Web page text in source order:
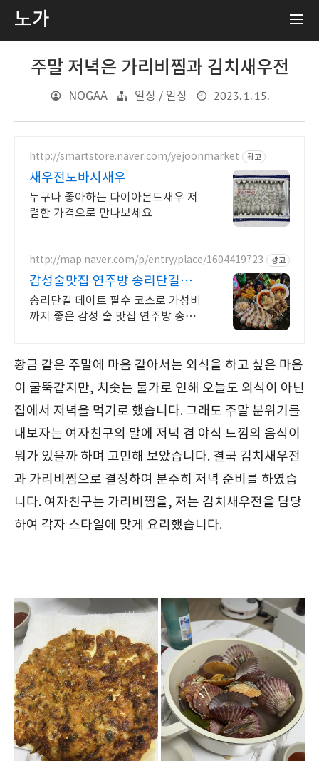
노가
주말 저녁은 가리비찜과 김치새우전
NOGAA 일상 / 일상 2023. 1. 15.
http://smartstore.naver.com/yejoonmarket 광고
새우전노바시새우
누구나 좋아하는 다이아몬드새우 저
렴한 가격으로 만나보세요
http://map.naver.com/p/entry/place/1604419723 광고
감성술맛집 연주방 송리단길점
송리단길 데이트의 필수 코스
송리단길 데이트 필수 코스로 가성비
까지 좋은 감성 술 맛집 연주방 송리
맛있는 연주방!
황금 같은 주말에 마음 같아서는 외식을 하고 싶은 마음
이 굴뚝같지만, 치솟는 물가로 인해 오늘도 외식이 아닌
집에서 저녁을 먹기로 했습니다. 그래도 주말 분위기를
내보자는 여자친구의 말에 저녁 겸 야식 느낌의 음식이
뭐가 있을까 하며 고민해 보았습니다. 결국 김치새우전
과 가리비찜으로 결정하여 분주히 저녁 준비를 하였습
니다. 여자친구는 가리비찜을, 저는 김치새우전을 담당
하여 각자 스타일에 맞게 요리했습니다.